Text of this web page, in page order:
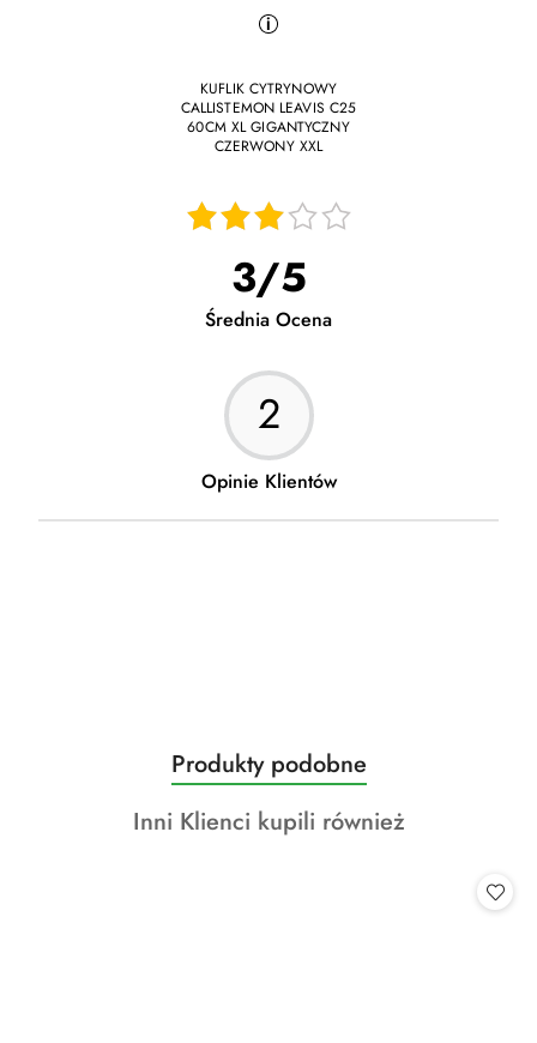
KUFLIK CYTRYNOWY
CALLISTEMON LEAVIS C25
60CM XL GIGANTYCZNY
CZERWONY XXL
3/5
Średnia Ocena
2
Opinie Klientów
07.07.2025
Przesyłka nie zgodna z opisem.Za 150 zł miał być
duży krzak.Roslina ma ok.30 cm.Była polamana i
wyschnięta.Nie została nawet podlana na
podróż.Wstydziłam się za taki prezent dla
Jakość produktu bez zarzutu. Roślina zdrowa po
Pomiń karuzelę produktów
Produkty
o
statusie:
Produkty podobne
Produkty
Inni Klienci kupili również